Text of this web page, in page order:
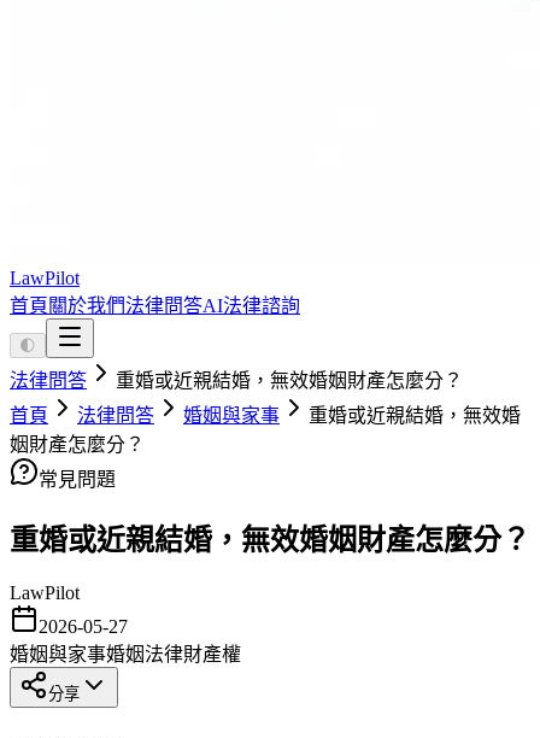
LawPilot
首頁 關於我們法律問答AI法律諮詢
🌓
法律問答
重婚或近親結婚，無效婚姻財產怎麼分？
首頁
法律問答 婚姻與家事
重婚或近親結婚，無效婚
姻財產怎麼分？
常見問題
重婚或近親結婚，無效婚姻財產怎麼分？
LawPilot
2026-05-27
婚姻與家事婚姻法律財產權
分享